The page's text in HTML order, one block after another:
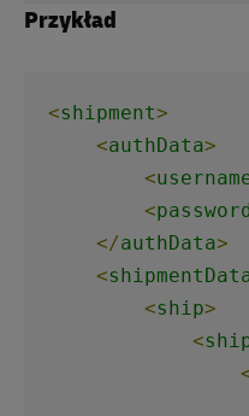
Przykład
<shipment>
<authData>
<
<password
</authData>
<
<ship>
<